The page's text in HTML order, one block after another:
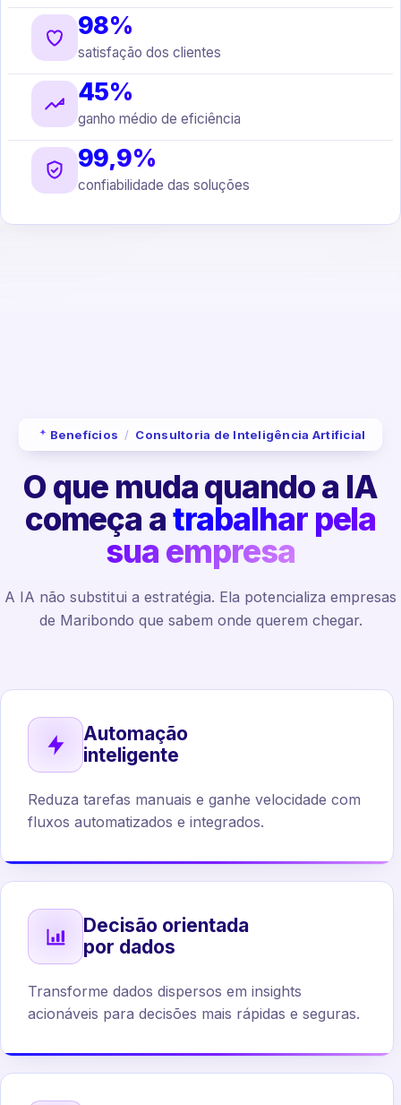
98%
satisfação dos clientes
45%
ganho médio de eficiência
99,9%
confiabilidade das soluções
Benefícios / Consultoria de Inteligência Artificial
O que muda quando a IA
começa atrabalhar pela
sua empresa
A IA não substitui a estratégia. Ela potencializa empresas
de Maribondo que sabem onde querem chegar.
Automação
inteligente
Reduza tarefas manuais e ganhe velocidade com
fluxos automatizados e integrados.
Decisão orientada
por dados
Transforme dados dispersos em insights
acionáveis para decisões mais rápidas e seguras.